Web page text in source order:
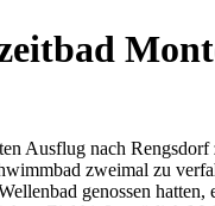
Ausflug nach
zweimal zu
genossen